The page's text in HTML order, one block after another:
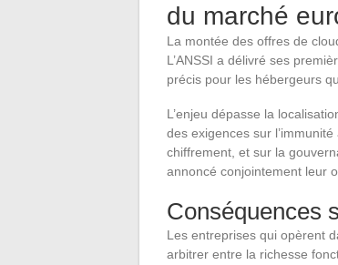
du marché
La montée des offres de
L’ANSSI a délivré ses
précis pour les hébergeurs
L’enjeu dépasse la
des exigences sur
chiffrement, et sur la
annoncé conjointement leur
Conséquences
Les entreprises qui opèrent
arbitrer entre la richesse